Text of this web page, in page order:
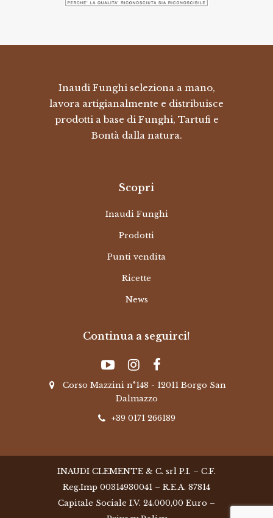
Inaudi Funghi seleziona a mano,
lavora artigianalmente e distribuisce
prodotti a base di Funghi, Tartufi e
Bontà dalla natura.
Scopri
Inaudi Funghi
Prodotti
Punti vendita
Ricette
News
Continua a seguirci!
Corso Mazzini n°148 - 12011 Borgo San
Dalmazzo
+39 0171 266189
INAUDI CLEMENTE & C. srl P.I. – C.F.
Reg.Imp 00314930041 – R.E.A. 87814
Capitale Sociale I.V. 24.000,00 Euro –